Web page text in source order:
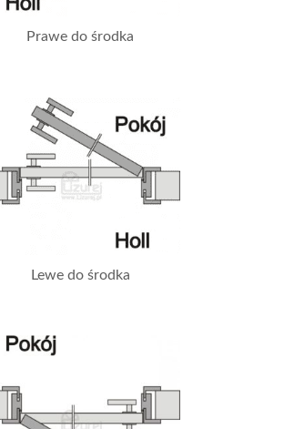
Prawe do środka
Lewe do środka